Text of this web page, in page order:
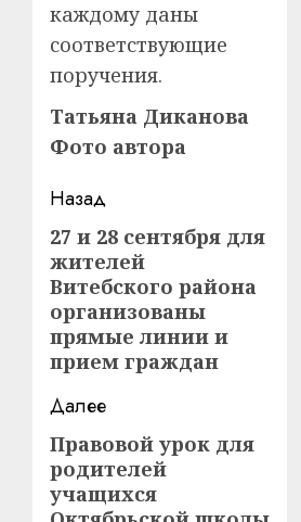
каждому даны
соответствующие
поручения.
Татьяна Диканова
Фото автора
Навигация
записи
Назад
Предыдущая
запись:
27 и 28 сентября для
жителей
Витебского района
организованы
прямые линии и
прием граждан
Далее
Следующая
запись:
Правовой урок для
родителей
учащихся